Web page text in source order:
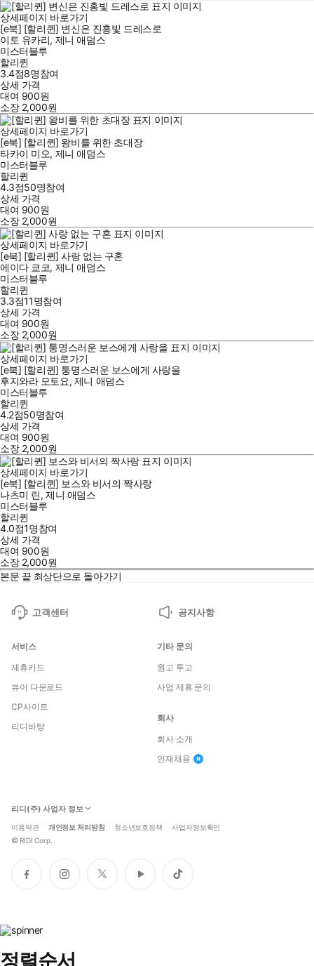
상세페이지 바로가기
[e북] [할리퀸] 변신은 진홍빛 드레스로
이토 유카리, 제니 애덤스
미스터블루
할리퀸
3.4점8명참여
상세 가격
대여 900원
소장 2,000원
상세페이지 바로가기
[e북] [할리퀸] 왕비를 위한 초대장
타카이 미오, 제니 애덤스
미스터블루
할리퀸
4.3점50명참여
상세 가격
대여 900원
소장 2,000원
상세페이지 바로가기
[e북] [할리퀸] 사랑 없는 구혼
에이다 쿄코, 제니 애덤스
미스터블루
할리퀸
3.3점11명참여
상세 가격
대여 900원
소장 2,000원
상세페이지 바로가기
[e북] [할리퀸] 퉁명스러운 보스에게 사랑을
후지와라 모토요, 제니 애덤스
미스터블루
할리퀸
4.2점50명참여
상세 가격
대여 900원
소장 2,000원
상세페이지 바로가기
[e북] [할리퀸] 보스와 비서의 짝사랑
나츠미 린,제니 애덤스
미스터블루
할리퀸
4.0점1명참여
상세 가격
대여 900원
소장 2,000원
본문 끝 최상단으로 돌아가기
고객센터 공지사항
서비스
제휴카드
뷰어 다운로드
CP사이트
리디바탕
기타 문의
원고 투고
사업 제휴 문의
회사
회사 소개
인재채용
리디(주) 사업자 정보
이용약관 개인정보 처리방침 청소년보호정책 사업자정보확인
© RIDI Corp.
페
이
인
스
트
위
유
튜
틱
톡
정렬순서